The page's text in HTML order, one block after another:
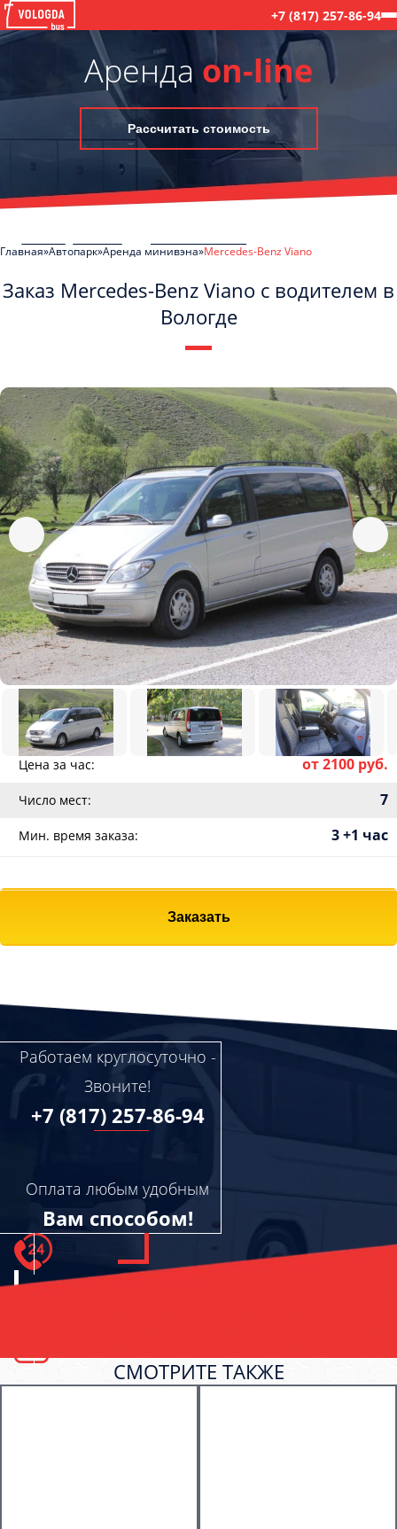
+7 (817) 257-86-94
Аренда on-line
Рассчитать стоимость
Главная Автопарк Аренда минивэна Mercedes-Benz Viano
Заказ Mercedes-Benz Viano с водителем в
Вологде
Цена за час: от 2100 руб.
Число мест: 7
Мин. время заказа: 3 +1 час
Заказать
Работаем круглосуточно -
Звоните!
+7 (817) 257-86-94
Оплата любым удобным
Вам способом!
СМОТРИТЕ ТАКЖЕ
Политикой конфиденциальности
ознакомлен(а), даю согласие на